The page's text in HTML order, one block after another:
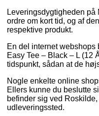
Leveringsdygtigheden
ordre om kort tid, og af
respektive produkt.
En del internet webshops
Easy Tee – Black – L (12
tidspunkt, sådan at de
Nogle enkelte online
Ellers kunne du beslutte
befinder sig ved
udleveringssted.